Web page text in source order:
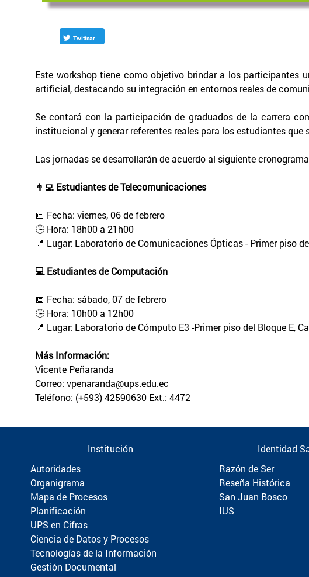
Twittear
Este workshop tiene como objetivo brindar a los participantes
artificial, destacando su integración en entornos reales de
Se contará con la participación de graduados de la carrera
institucional y generar referentes reales para los estudiantes
Las jornadas se desarrollarán de acuerdo al siguiente
👨‍💻 Estudiantes de Telecomunicaciones
📅 Fecha: viernes, 06 de febrero
🕒 Hora: 18h00 a 21h00
📍 Lugar: Laboratorio de Comunicaciones Ópticas - Primer piso
💻 Estudiantes de Computación
📅 Fecha: sábado, 07 de febrero
🕒 Hora: 10h00 a 12h00
📍 Lugar: Laboratorio de Cómputo E3 -Primer piso del Bloque E,
Más Información:
Vicente Peñaranda
Correo: vpenaranda@ups.edu.ec
Teléfono: (+593) 42590630 Ext.: 4472
Institución
Autoridades
Organigrama
Mapa de Procesos
Planificación
UPS en Cifras
Ciencia de Datos y Procesos
Tecnologías de la Información
Gestión Documental
Identidad
Razón de Ser
Reseña Histórica
San Juan Bosco
IUS